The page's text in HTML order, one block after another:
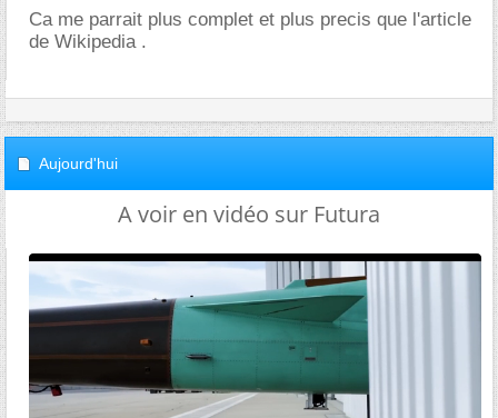
Ca me parrait plus complet et plus precis que l'article
de Wikipedia .
Aujourd'hui
A voir en vidéo sur Futura